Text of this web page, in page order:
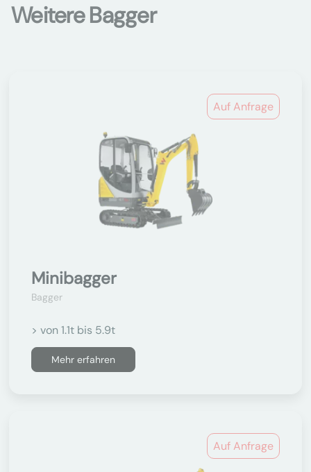
Weitere Bagger
Auf Anfrage
Minibagger
Bagger
> von 1.1t bis 5.9t
Mehr erfahren
Auf Anfrage